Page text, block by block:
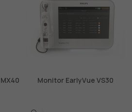
Monitor EarlyVue VS30